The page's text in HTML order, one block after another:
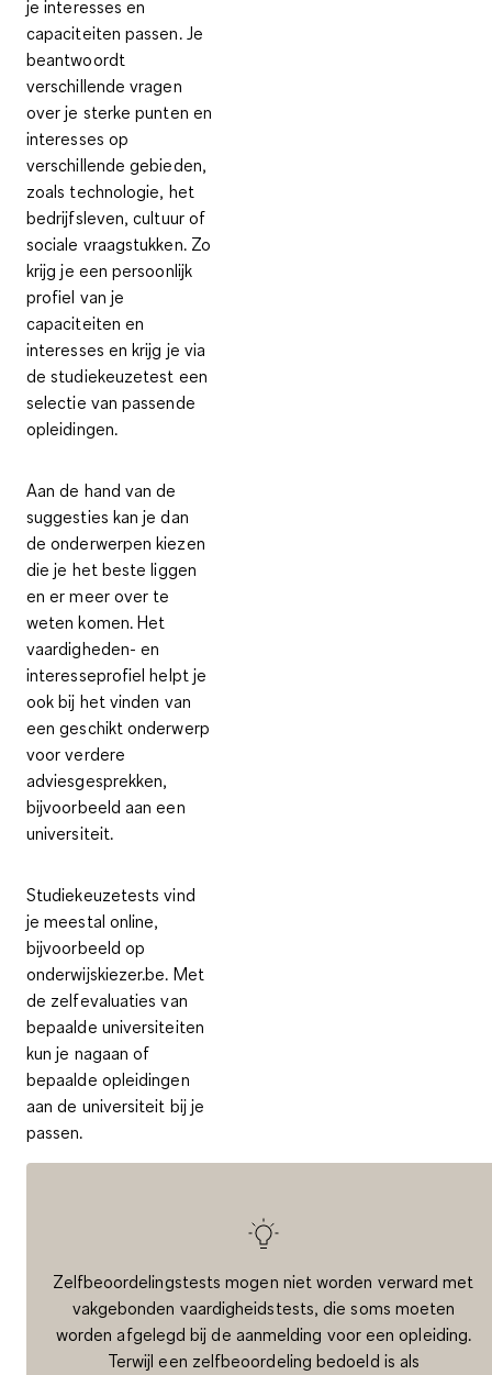
je interesses en
capaciteiten passen. Je
beantwoordt
verschillende vragen
over je sterke punten en
interesses op
verschillende gebieden,
zoals technologie, het
bedrijfsleven, cultuur of
sociale vraagstukken. Zo
krijg je eenpersoonlijk
profiel van je
capaciteiten en
interesses en krijg je via
de studiekeuzetest een
selectie van passende
opleidingen.
Aan de hand van de
suggesties kan je dan
deonderwerpen kiezen
die je het beste liggen
en er meer over te
weten komen. Het
vaardigheden- en
interesseprofiel helpt je
ook bij het vinden van
een geschikt onderwerp
voor verdere
adviesgesprekken,
bijvoorbeeld aan een
universiteit.
Studiekeuzetests vind
jemeestal online,
bijvoorbeeld op
onderwijskiezer.be. Met
de zelfevaluaties van
bepaalde universiteiten
kun je nagaan of
bepaalde opleidingen
aan de universiteit bij je
passen.
Zelfbeoordelingstests mogen niet worden verward met
vakgebonden vaardigheidstests, die soms moeten
worden afgelegd bij de aanmelding voor een opleiding.
Terwijl een zelfbeoordeling bedoeld is als